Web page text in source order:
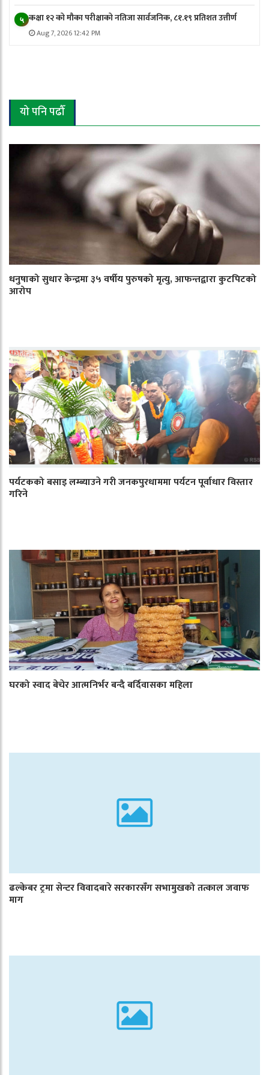
५ कक्षा १२ को मौका परीक्षाको नतिजा सार्वजनिक, ८१.१९ प्रतिशत उत्तीर्ण
Aug 7, 2026 12:42 PM
यो पनि पढौँ
धनुषाको सुधार केन्द्रमा ३५ वर्षीय पुरुषको मृत्यु, आफन्तद्वारा कुटपिटको
आरोप
पर्यटकको बसाइ लम्ब्याउने गरी जनकपुरधाममा पर्यटन पूर्वाधार विस्तार
गरिने
घरको स्वाद बेचेर आत्मनिर्भर बन्दै बर्दिवासका महिला
ढल्केबर ट्रमा सेन्टर विवादबारे सरकारसँग सभामुखको तत्काल जवाफ
माग